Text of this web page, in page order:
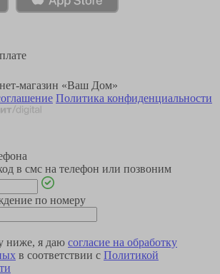
магазин «Ваш Дом»
Политика конфиденциальности
в смс на телефон или позвоним
по номеру
ниже, я даю согласие на обработку
в соответствии с Политикой